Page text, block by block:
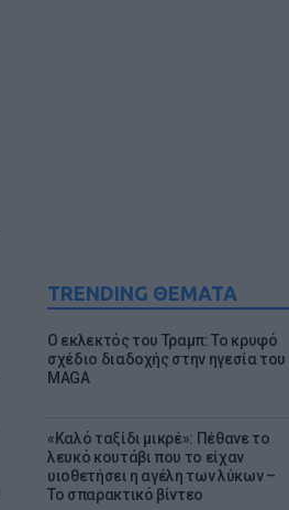
TRENDING ΘΕΜΑΤΑ
Ο εκλεκτός του Τραμπ: Το κρυφό
σχέδιο διαδοχής στην ηγεσία του
MAGA
«Καλό ταξίδι μικρέ»: Πέθανε το
λευκό κουτάβι που το είχαν
υιοθετήσει η αγέλη των λύκων –
Το σπαρακτικό βίντεο